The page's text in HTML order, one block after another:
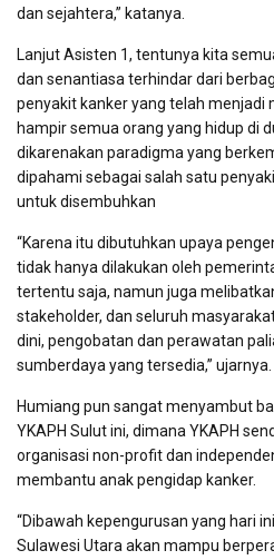
dan sejahtera,” katanya.
Lanjut Asisten 1, tentunya kita
dan senantiasa terhindar dari
penyakit kanker yang telah menjadi
hampir semua orang yang hidup di
dikarenakan paradigma yang
dipahami sebagai salah satu
untuk disembuhkan
“Karena itu dibutuhkan upaya
tidak hanya dilakukan oleh
tertentu saja, namun juga
stakeholder, dan seluruh
dini, pengobatan dan perawatan
sumberdaya yang tersedia,” ujarnya.
Humiang pun sangat menyambut
YKAPH Sulut ini, dimana YKAPH
organisasi non-profit dan
membantu anak pengidap kanker.
“Dibawah kepengurusan yang hari
Sulawesi Utara akan mampu